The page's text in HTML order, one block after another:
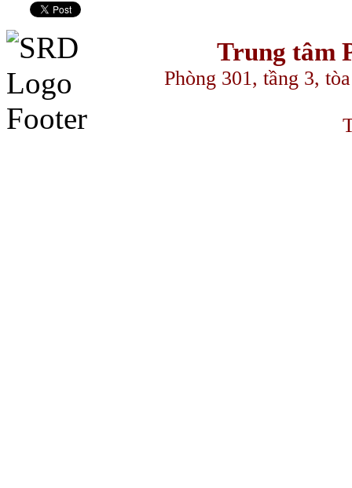
Trung tâm
Phòng 301, tầng 3,